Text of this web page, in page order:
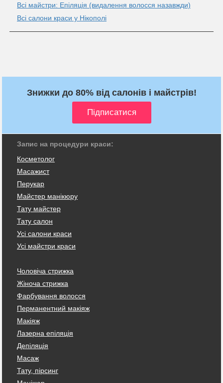
Всі майстри: Епіляція (видалення волосся назавжди)
Всі салони краси у Нікополі
Знижки до 80% від салонів і майстрів!
Запис на процедури краси:
Косметолог
Масажист
Перукар
Майстер манікюру
Тату майстер
Тату салон
Усі салони краси
Усі майстри краси
Чоловіча стрижка
Жіноча стрижка
Фарбування волосся
Перманентний макіяж
Макіяж
Лазерна епіляція
Депіляція
Масаж
Тату, пірсинг